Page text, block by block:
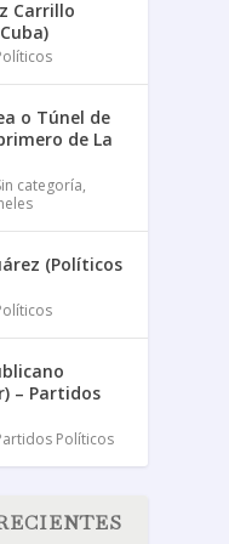
Carrillo
o Túnel de
de La
categoría,
(Políticos
– Partidos
Políticos